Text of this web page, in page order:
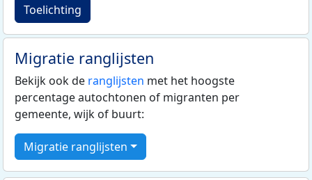
Toelichting
Migratie ranglijsten
Bekijk ook de ranglijsten met het hoogste
percentage autochtonen of migranten per
gemeente, wijk of buurt:
Migratie ranglijsten